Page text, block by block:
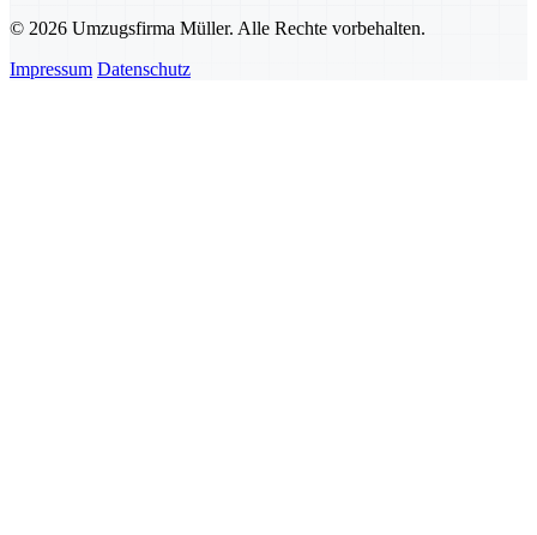
© 2026 Umzugsfirma Müller. Alle Rechte vorbehalten.
Impressum Datenschutz